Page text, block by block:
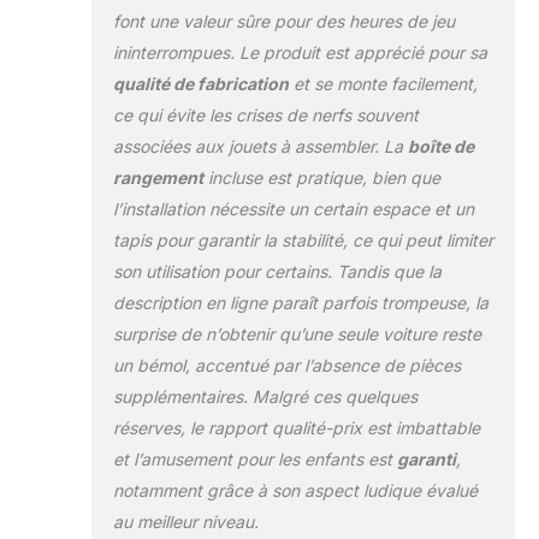
font une valeur sûre pour des heures de jeu
ininterrompues. Le produit est apprécié pour sa
qualité de fabricationet se monte facilement,
ce qui évite les crises de nerfs souvent
associées aux jouets à assembler. La boîte de
rangementincluse est pratique, bien que
l’installation nécessite un certain espace et un
tapis pour garantir la stabilité, ce qui peut limiter
son utilisation pour certains. Tandis que la
description en ligne paraît parfois trompeuse, la
surprise de n’obtenir qu’une seule voiture reste
un bémol, accentué par l’absence de pièces
supplémentaires. Malgré ces quelques
réserves, le rapport qualité-prix est imbattable
et l’amusement pour les enfants est garanti,
notamment grâce à son aspect ludique évalué
au meilleur niveau.